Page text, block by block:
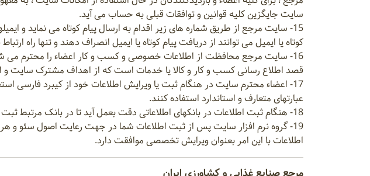
سایت جایگزین کلیه قوانین و توافقات قبلی به حساب می آید.
15- سایت مرجع از طریق شماره های زیر اقدام به ارسال پیام کوتاه می نماید و
کوتاه یا ایمیل می توانند از دریافت پیام کوتاه یا ایمیل انصراف دهند و تنها راه
16- سایت مرجع محافظت از اطلاعات خصوصی و کسب و کار اعضاء را محترم می
قصد اطلاع رسانی کسب و کار و کالا یا خدمات است که از اهداف مشترک سایت و
17- اعضاء محترم سایت در هنگام ثبت یا ویرایش اطلاعات خود از کیبرد فارسی
عبارتهای متعارف و استاندارد استفاده کنند.
18- هنگام ثبت اطلاعات در بانکهای اطلاعاتی دقت بعمل آید تا در بانک مرتبط ثبت مشخصات گردد و نام شرکت دقیقا نام ثبت شده شرکت باشد.
19- گروه نرم افزار سایت پس از ثبت اطلاعات شما در جهت رعایت اصول سئو و
اطلاعات با این امر بعنوان ویرایش تخصصی موافقت دارد.